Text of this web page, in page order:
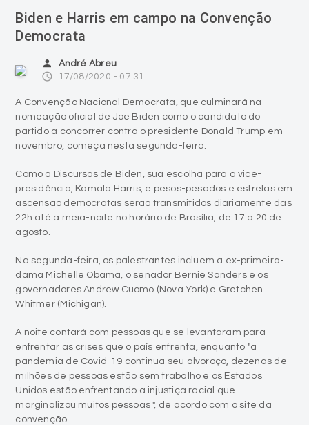
Biden e Harris em campo na Convenção
Democrata
person André Abreu
access_time 17/08/2020 - 07:31
A Convenção Nacional Democrata, que culminará na
nomeação oficial de Joe Biden como o candidato do
partido a concorrer contra o presidente Donald Trump em
novembro, começa nesta segunda-feira.
Como a Discursos de Biden, sua escolha para a vice-
presidência, Kamala Harris, e pesos-pesados ​​e estrelas em
ascensão democratas serão transmitidos diariamente das
22h até a meia-noite no horário de Brasília, de 17 a 20 de
agosto.
Na segunda-feira, os palestrantes incluem a ex-primeira-
dama Michelle Obama, o senador Bernie Sanders e os
governadores Andrew Cuomo (Nova York) e Gretchen
Whitmer (Michigan).
A noite contará com pessoas que se levantaram para
enfrentar as crises que o país enfrenta, enquanto "a
pandemia de Covid-19 continua seu alvoroço, dezenas de
milhões de pessoas estão sem trabalho e os Estados
Unidos estão enfrentando a injustiça racial que
marginalizou muitos pessoas ", de acordo com o site da
convenção.